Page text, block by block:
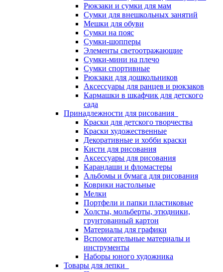
Рюкзаки и сумки для мам
Сумки для внешкольных занятий
Мешки для обуви
Сумки на пояс
Сумки-шопперы
Элементы светоотражающие
Сумки-мини на плечо
Сумки спортивные
Рюкзаки для дошкольников
Аксессуары для ранцев и рюкзаков
Кармашки в шкафчик для детского
сада
Принадлежности для рисования
Краски для детского творчества
Краски художественные
Декоративные и хобби краски
Кисти для рисования
Аксессуары для рисования
Карандаши и фломастеры
Альбомы и бумага для рисования
Коврики настольные
Мелки
Портфели и папки пластиковые
Холсты, мольберты, этюдники,
грунтованный картон
Материалы для графики
Вспомогательные материалы и
инструменты
Наборы юного художника
Товары для лепки